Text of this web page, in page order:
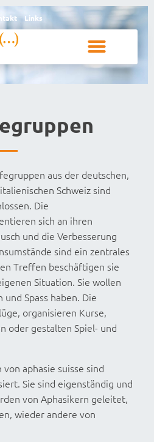
Links
aus der deutschen,
Schweiz sind
Die
sich an ihren
und die Verbesserung
sind ein zentrales
Treffen beschäftigen sie
Situation. Sie wollen
Spass haben. Die
organisieren Kurse,
oder gestalten Spiel- und
aphasie suisse sind
Sie sind eigenständig und
von Aphasikern geleitet,
wieder andere von